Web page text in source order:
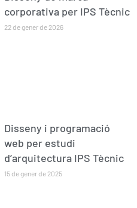
corporativa per IPS Tècnic
22 de gener de 2026
Disseny i programació
web per estudi
d’arquitectura IPS Tècnic
15 de gener de 2025